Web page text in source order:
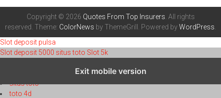
Copyright © 2026 Quotes From Top Insurers . All rights
reserved. Theme: ColorNews by ThemeGrill. Powered byWordPress
Slot deposit pulsa
Slot deposit 5000 situs toto Slot 5k
Exit mobile version
situs toto
toto 4d